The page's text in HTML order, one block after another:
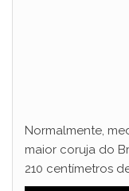
Normalmente,
maior coruja do
210 centímetros